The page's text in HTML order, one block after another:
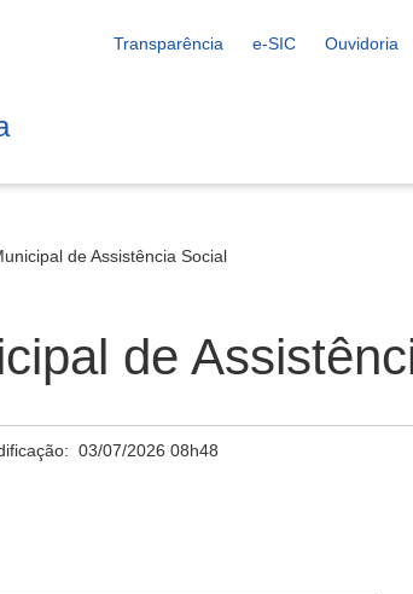
Transparência e-SIC Ouvidoria
de Assistência Social
de
03/07/2026 08h48